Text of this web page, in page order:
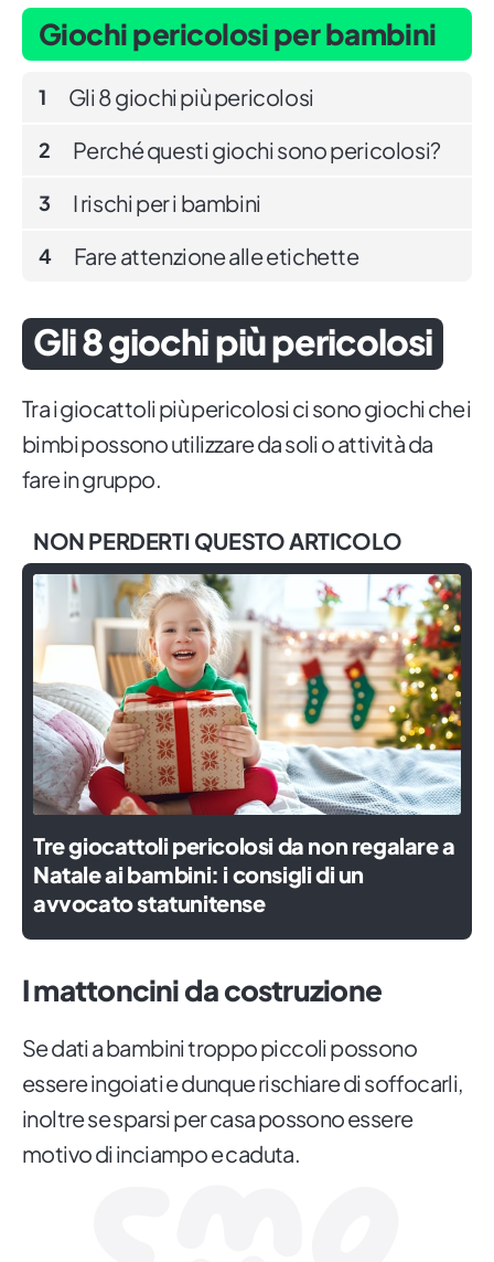
Giochi pericolosi per bambini
1 Gli 8 giochi più pericolosi
2 Perché questi giochi sono pericolosi?
3 I rischi per i bambini
4 Fare attenzione alle etichette
Gli 8 giochi più pericolosi
Tra i giocattoli più pericolosi ci sono giochi che i
bimbi possono utilizzare da soli o attività da
fare in gruppo.
NON PERDERTI QUESTO ARTICOLO
Tre giocattoli pericolosi da non regalare a
Natale ai bambini: i consigli di un
avvocato statunitense
I mattoncini da costruzione
Se dati a bambini troppo piccoli possono
essere ingoiati e dunque rischiare di soffocarli,
inoltre se sparsi per casa possono essere
motivo di inciampo e caduta.